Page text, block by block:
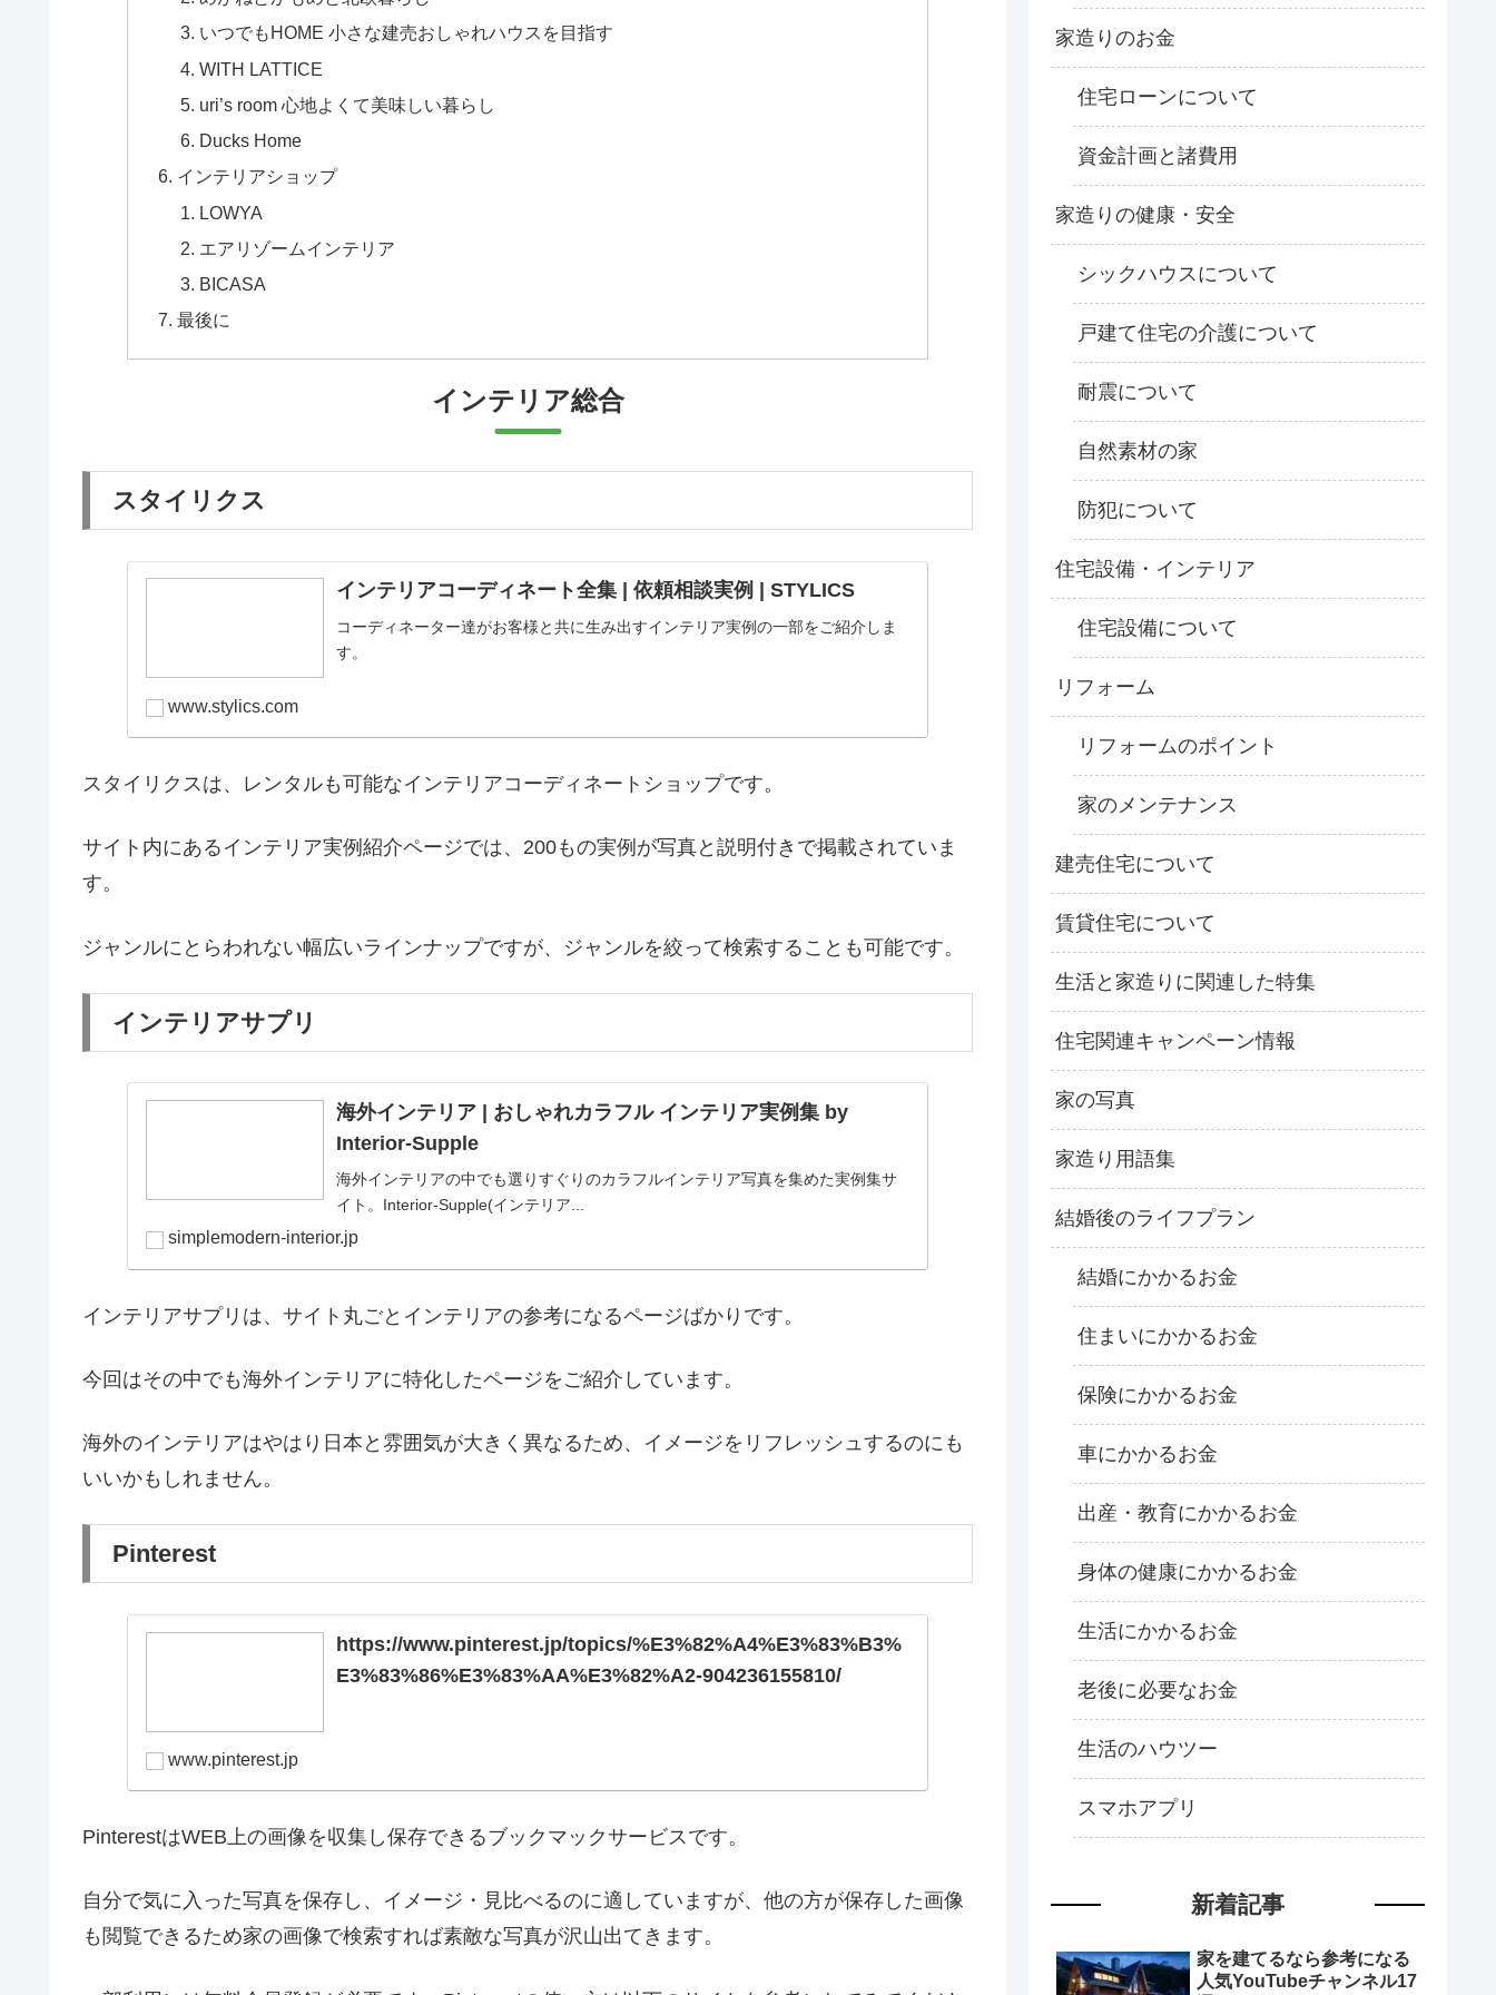
いつでもHOME 小さな建売おしゃれハウスを目指す
WITH LATTICE
uri’s room 心地よくて美味しい暮らし
Ducks Home
インテリアショップ
LOWYA
エアリゾームインテリア
BICASA
最後に
インテリア総合
スタイリクス
インテリアコーディネート全集 | 依頼相談実例 | STYLICS
コーディネーター達がお客様と共に生み出すインテリア実例の一部をご紹介しま
す。
www.stylics.com
スタイリクスは、レンタルも可能なインテリアコーディネートショップです。
サイト内にあるインテリア実例紹介ページでは、200もの実例が写真と説明付きで掲載されていま
す。
ジャンルにとらわれない幅広いラインナップですが、ジャンルを絞って検索することも可能です。
インテリアサプリ
海外インテリア | おしゃれカラフル インテリア実例集 by
Interior-Supple
海外インテリアの中でも選りすぐりのカラフルインテリア写真を集めた実例集サ
イト。Interior-Supple(インテリア...
simplemodern-interior.jp
インテリアサプリは、サイト丸ごとインテリアの参考になるページばかりです。
今回はその中でも海外インテリアに特化したページをご紹介しています。
海外のインテリアはやはり日本と雰囲気が大きく異なるため、イメージをリフレッシュするのにも
いいかもしれません。
Pinterest
https://www.pinterest.jp/topics/%E3%82%A4%E3%83%B3%
E3%83%86%E3%83%AA%E3%82%A2-904236155810/
www.pinterest.jp
PinterestはWEB上の画像を収集し保存できるブックマックサービスです。
自分で気に入った写真を保存し、イメージ・見比べるのに適していますが、他の方が保存した画像
も閲覧できるため家の画像で検索すれば素敵な写真が沢山出てきます。
家造りのお金
住宅ローンについて
資金計画と諸費用
家造りの健康・安全
シックハウスについて
戸建て住宅の介護について
耐震について
自然素材の家
防犯について
住宅設備・インテリア
住宅設備について
リフォーム
リフォームのポイント
家のメンテナンス
建売住宅について
賃貸住宅について
生活と家造りに関連した特集
住宅関連キャンペーン情報
家の写真
家造り用語集
結婚後のライフプラン
結婚にかかるお金
住まいにかかるお金
保険にかかるお金
車にかかるお金
出産・教育にかかるお金
身体の健康にかかるお金
生活にかかるお金
老後に必要なお金
生活のハウツー
スマホアプリ
新着記事
家を建てるなら参考になる
人気YouTubeチャンネル17